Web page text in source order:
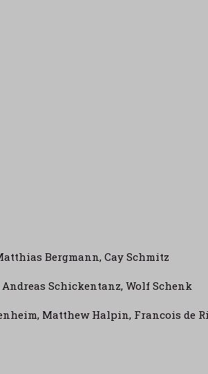
Bergmann, Cay Schmitz
Schickentanz, Wolf Schenk
Matthew Halpin, Francois de